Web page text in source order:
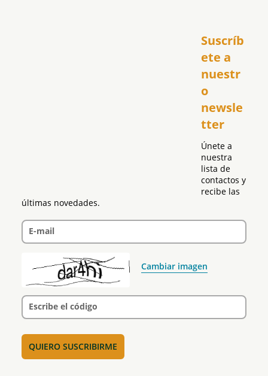
Suscríb
ete a
nuestr
o
newsle
tter
Únete a
nuestra
lista de
contactos y
recibe las
últimas novedades.
E-mail
Cambiar imagen
Escribe el código